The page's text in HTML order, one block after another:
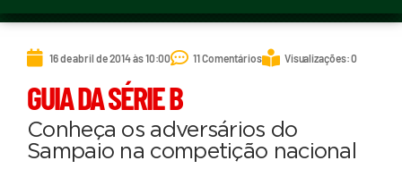
16 de abril de 2014 às 10:00 11 Comentários Visualizações: 0
GUIA DA SÉRIE B
Conheça os adversários do
Sampaio na competição nacional